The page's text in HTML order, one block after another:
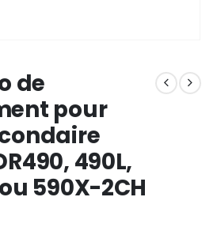
de
pour
490L,
590X-2CH